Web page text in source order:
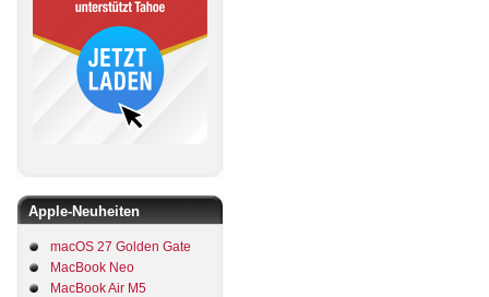
Apple-Neuheiten
macOS 27 Golden Gate
MacBook Neo
MacBook Air M5